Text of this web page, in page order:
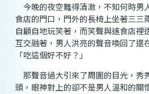
今晚的夜空難得清澈，不知何時男
食店的門口，門外的長椅上坐著三三
自顧自地玩笑著，而笑聲與速食店裡
互交融著，男人洪亮的聲音喚回了還
「吃這個好不好？」
那聲音過大引來了周圍的目光，秀
頭，眼神對上的卻不是男人溫和的關